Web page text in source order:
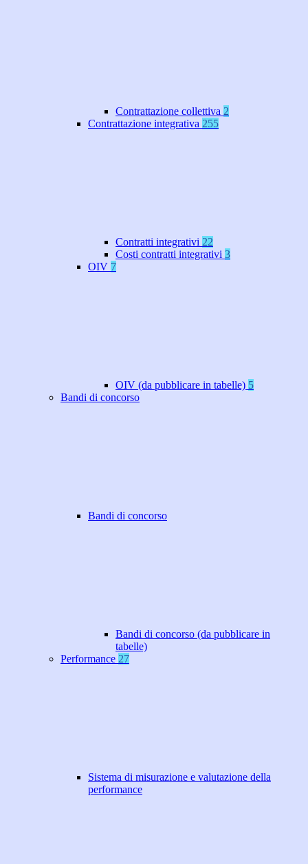
Contrattazione collettiva 2
Contrattazione integrativa 255
Contratti integrativi 22
Costi contratti integrativi 3
OIV 7
OIV (da pubblicare in tabelle) 5
Bandi di concorso
Bandi di concorso
Bandi di concorso (da pubblicare in
tabelle)
Performance 27
Sistema di misurazione e valutazione della
performance